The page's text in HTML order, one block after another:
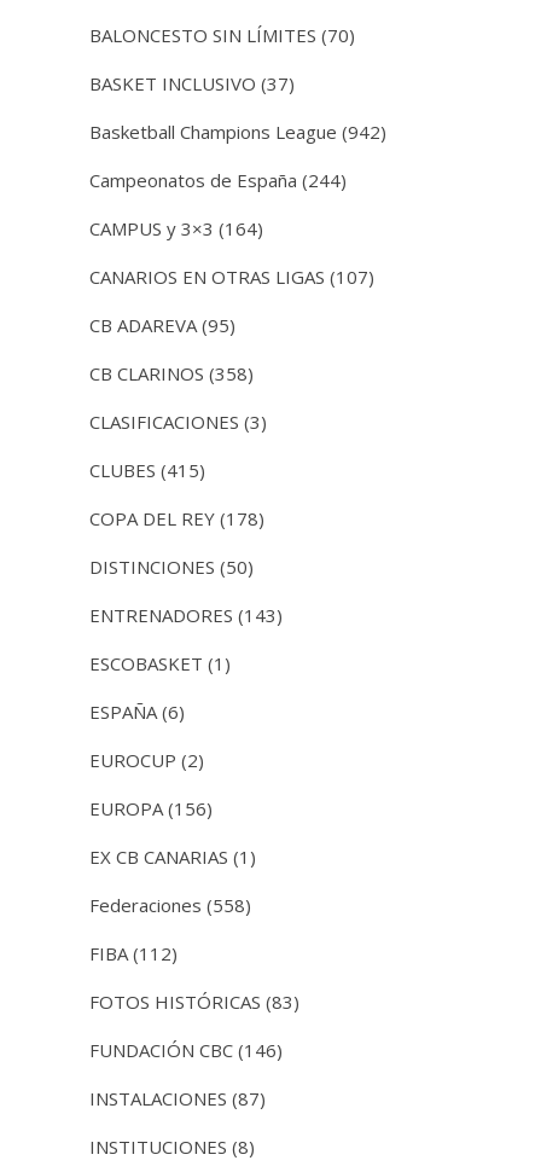
BALONCESTO SIN LÍMITES (70)
BASKET INCLUSIVO (37)
Basketball Champions League (942)
Campeonatos de España (244)
CAMPUS y 3×3 (164)
CANARIOS EN OTRAS LIGAS (107)
CB ADAREVA (95)
CB CLARINOS (358)
CLASIFICACIONES (3)
CLUBES (415)
COPA DEL REY (178)
DISTINCIONES (50)
ENTRENADORES (143)
ESCOBASKET (1)
ESPAÑA (6)
EUROCUP (2)
EUROPA (156)
EX CB CANARIAS (1)
Federaciones (558)
FIBA (112)
FOTOS HISTÓRICAS (83)
FUNDACIÓN CBC (146)
INSTALACIONES (87)
INSTITUCIONES (8)